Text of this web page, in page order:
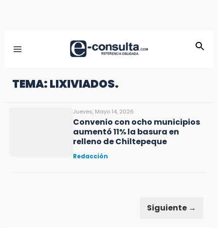
TEMA: LIXIVIADOS.
Jueves, Mayo 14, 2026
Convenio con ocho municipios
aumentó 11% la basura en
relleno de Chiltepeque
Redacción
Siguiente →